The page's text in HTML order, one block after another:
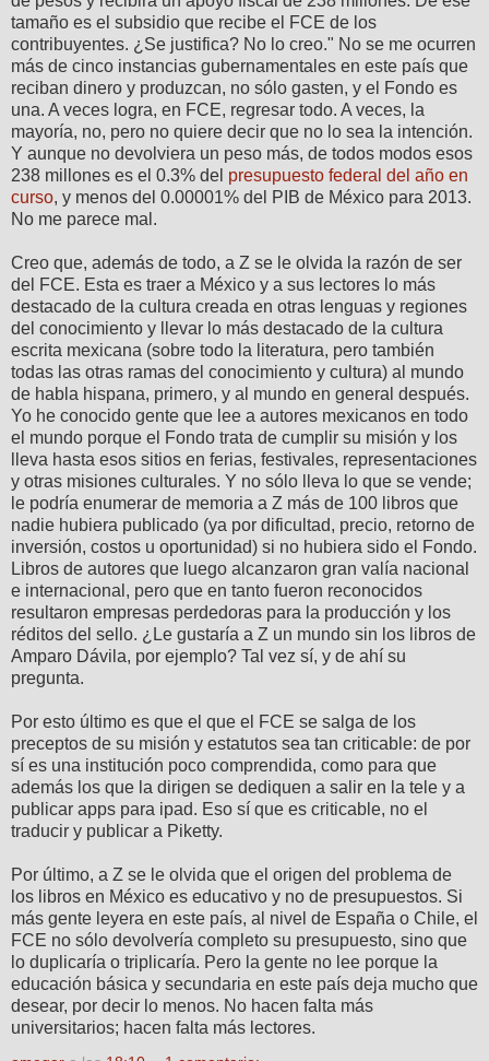
tamaño es el subsidio que recibe el FCE de los
contribuyentes. ¿Se justifica? No lo creo." No se me ocurren
más de cinco instancias gubernamentales en este país que
reciban dinero y produzcan, no sólo gasten, y el Fondo es
una. A veces logra, en FCE, regresar todo. A veces, la
mayoría, no, pero no quiere decir que no lo sea la intención.
Y aunque no devolviera un peso más, de todos modos esos
238 millones es el 0.3% del presupuesto federal del año en
curso, y menos del 0.00001% del PIB de México para 2013.
No me parece mal.
Creo que, además de todo, a Z se le olvida la razón de ser
del FCE. Esta es traer a México y a sus lectores lo más
destacado de la cultura creada en otras lenguas y regiones
del conocimiento y llevar lo más destacado de la cultura
escrita mexicana (sobre todo la literatura, pero también
todas las otras ramas del conocimiento y cultura) al mundo
de habla hispana, primero, y al mundo en general después.
Yo he conocido gente que lee a autores mexicanos en todo
el mundo porque el Fondo trata de cumplir su misión y los
lleva hasta esos sitios en ferias, festivales, representaciones
y otras misiones culturales. Y no sólo lleva lo que se vende;
le podría enumerar de memoria a Z más de 100 libros que
nadie hubiera publicado (ya por dificultad, precio, retorno de
inversión, costos u oportunidad) si no hubiera sido el Fondo.
Libros de autores que luego alcanzaron gran valía nacional
e internacional, pero que en tanto fueron reconocidos
resultaron empresas perdedoras para la producción y los
réditos del sello. ¿Le gustaría a Z un mundo sin los libros de
Amparo Dávila, por ejemplo? Tal vez sí, y de ahí su
pregunta.
Por esto último es que el que el FCE se salga de los
preceptos de su misión y estatutos sea tan criticable: de por
sí es una institución poco comprendida, como para que
además los que la dirigen se dediquen a salir en la tele y a
publicar apps para ipad. Eso sí que es criticable, no el
traducir y publicar a Piketty.
Por último, a Z se le olvida que el origen del problema de
los libros en México es educativo y no de presupuestos. Si
más gente leyera en este país, al nivel de España o Chile, el
FCE no sólo devolvería completo su presupuesto, sino que
lo duplicaría o triplicaría. Pero la gente no lee porque la
educación básica y secundaria en este país deja mucho que
desear, por decir lo menos. No hacen falta más
universitarios; hacen falta más lectores.